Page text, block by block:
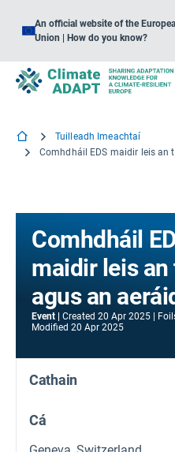
An official website of the
Union | How do you know?
Tuilleadh Imeachtaí
Comhdháil
maidir leis
agus an
Event Created 20 Apr 2025
Modified 20 Apr 2025
Cathain
Cá